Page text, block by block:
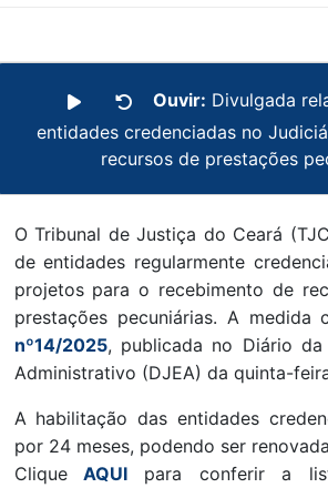
Ouvir: Divulgada
entidades credenciadas no
recursos de prestações
O Tribunal de Justiça do Ceará
de entidades regularmente
projetos para o recebimento de
prestações pecuniárias. A medida
nº14/2025, publicada no Diário da
Administrativo (DJEA) da quinta-
A habilitação das entidades
por 24 meses, podendo ser
CliqueAQUIpara conferir a